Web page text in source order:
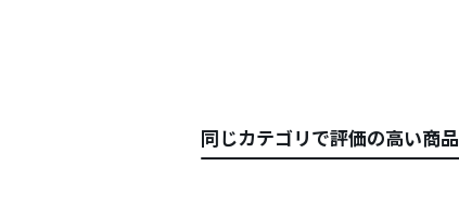
同じカテゴリで評価の高い商品